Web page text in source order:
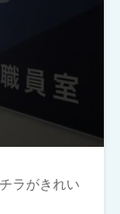
ラがきれい